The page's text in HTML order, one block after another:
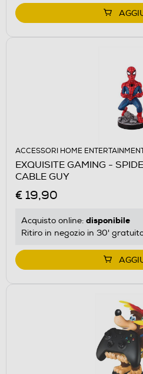
ACCESSORI HOME
EXQUISITE GAMING -
CABLE GUY
€ 19,90
Acquisto online: disponibile
Ritiro in negozio in 30'